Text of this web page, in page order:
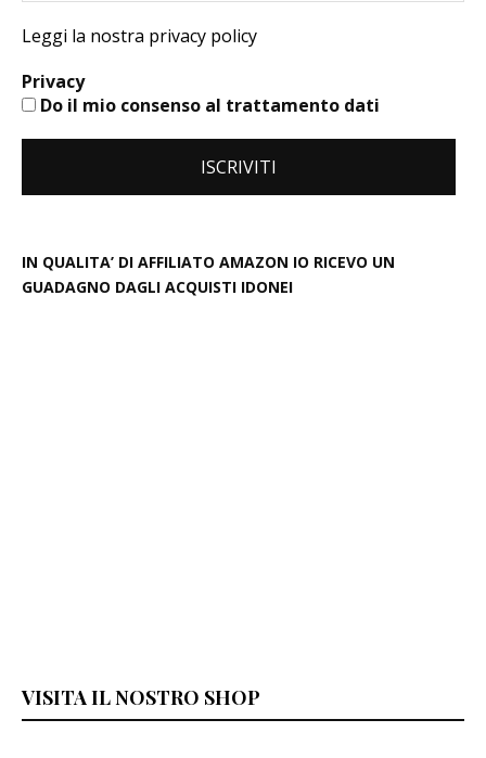
Leggi la nostra privacy policy
Privacy
Do il mio consenso al trattamento dati
IN QUALITA’ DI AFFILIATO AMAZON IO RICEVO UN
GUADAGNO DAGLI ACQUISTI IDONEI
VISITA IL NOSTRO SHOP